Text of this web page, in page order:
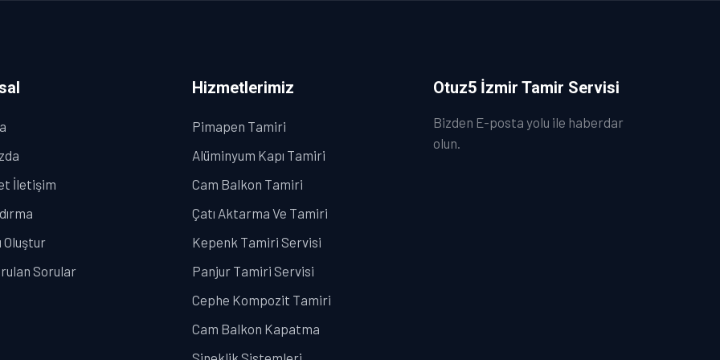
İletişim
Oluştur
Sorular
Hizmetlerimiz
Pimapen Tamiri
Alüminyum Kapı Tamiri
Cam Balkon Tamiri
Çatı Aktarma Ve Tamiri
Kepenk Tamiri Servisi
Panjur Tamiri Servisi
Cephe Kompozit Tamiri
Cam Balkon Kapatma
Otuz5 İzmir Tamir Servisi
Bizden E-posta yolu ile haberdar
olun.